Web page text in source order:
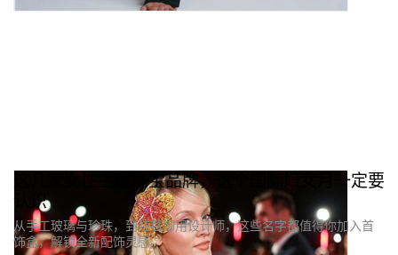
这几家女性主理珠宝品牌，这个国际妇女月一定要
认识
从手工玻璃与珍珠，到红毯御用设计师，这些名字都值得你加入首
饰盒，解锁全新配饰灵感。